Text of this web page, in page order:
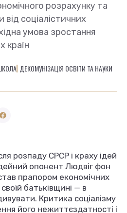
розрахунку та
соціалістичних
умова зростання
країн
ДЕКОМУНІЗАЦІЯ ОСВІТИ ТА НАУКИ
розпаду СРСР і краху ідей
опонент Людвіг фон
прапором економічних
батьківщині — в
Критика соціалізму
його нежиттєздатності і